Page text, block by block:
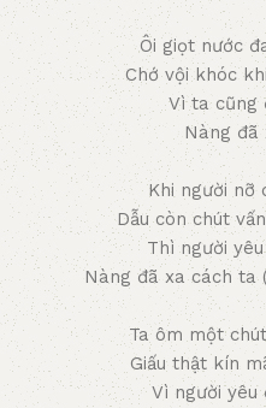
Ôi giọt nước
Chớ vội khóc
Vì ta cũng
Nàng đã
Khi người nỡ
Dẫu còn chút
Thì người
Nàng đã xa cách ta
Ta ôm một
Giấu thật kín
Vì người